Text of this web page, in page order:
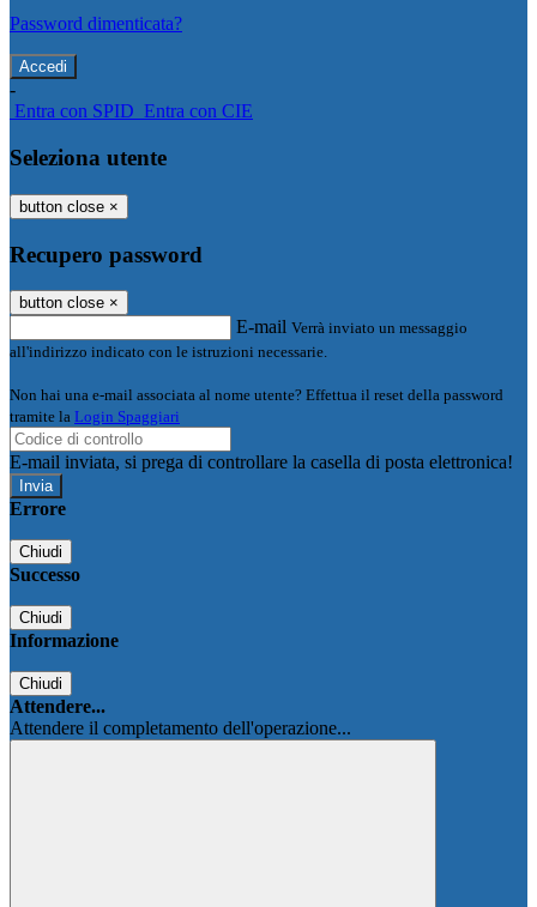
Password dimenticata?
-
Entra con SPID Entra con CIE
Seleziona utente
button close ×
Recupero password
button close ×
E-mail Verrà inviato un messaggio
all'indirizzo indicato con le istruzioni necessarie.
Non hai una e-mail associata al nome utente? Effettua il reset della password
tramite la Login Spaggiari
E-mail inviata, si prega di controllare la casella di posta elettronica!
Errore
Chiudi
Successo
Chiudi
Informazione
Chiudi
Attendere...
Attendere il completamento dell'operazione...